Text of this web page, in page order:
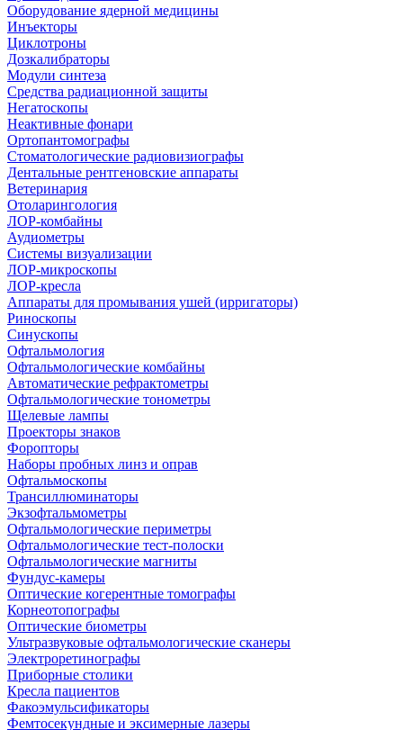
Оборудование ядерной медицины
Инъекторы
Циклотроны
Дозкалибраторы
Модули синтеза
Средства радиационной защиты
Негатоскопы
Неактивные фонари
Ортопантомографы
Стоматологические радиовизиографы
Дентальные рентгеновские аппараты
Ветеринария
Отоларингология
ЛОР-комбайны
Аудиометры
Системы визуализации
ЛОР-микроскопы
ЛОР-кресла
Аппараты для промывания ушей (ирригаторы)
Риноскопы
Синускопы
Офтальмология
Офтальмологические комбайны
Автоматические рефрактометры
Офтальмологические тонометры
Щелевые лампы
Проекторы знаков
Форопторы
Наборы пробных линз и оправ
Офтальмоскопы
Трансиллюминаторы
Экзофтальмометры
Офтальмологические периметры
Офтальмологические тест-полоски
Офтальмологические магниты
Фундус-камеры
Оптические когерентные томографы
Корнеотопографы
Оптические биометры
Ультразвуковые офтальмологические сканеры
Электроретинографы
Приборные столики
Кресла пациентов
Факоэмульсификаторы
Фемтосекундные и эксимерные лазеры